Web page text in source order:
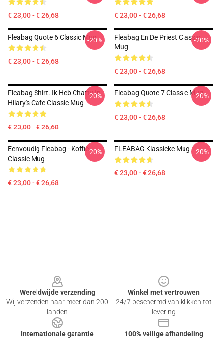
€ 23,00 - € 26,68 € 23,00 - € 26,68
Fleabag Quote 6 Classic Mug
€ 23,00 - € 26,68
-20%
Fleabag En De Priest Classic
Mug
€ 23,00 - € 26,68
-20%
Fleabag Shirt. Ik Heb Chatty In
Hilary's Cafe Classic Mug
€ 23,00 - € 26,68
-20% Fleabag Quote 7 Classic Mug
€ 23,00 - € 26,68
-20%
Eenvoudig Fleabag - Koffie
Classic Mug
€ 23,00 - € 26,68
-20% FLEABAG Klassieke Mug
€ 23,00 - € 26,68
-20%
Wereldwijde verzending
Wij verzenden naar meer dan 200
landen
Winkel met vertrouwen
24/7 beschermd van klikken tot
levering
Internationale garantie
100% veilige afhandeling